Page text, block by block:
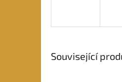
Související